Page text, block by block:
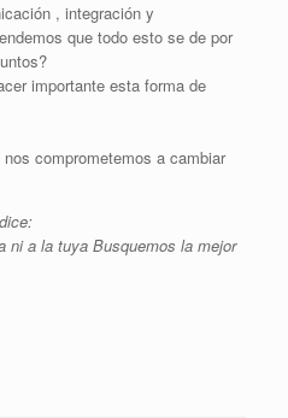
, integración y
que todo esto se de por
importante esta forma de
comprometemos a cambiar
ni a la tuya Busquemos la mejor